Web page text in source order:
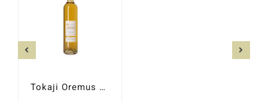
Tokaji Oremus Late Harvest 2023